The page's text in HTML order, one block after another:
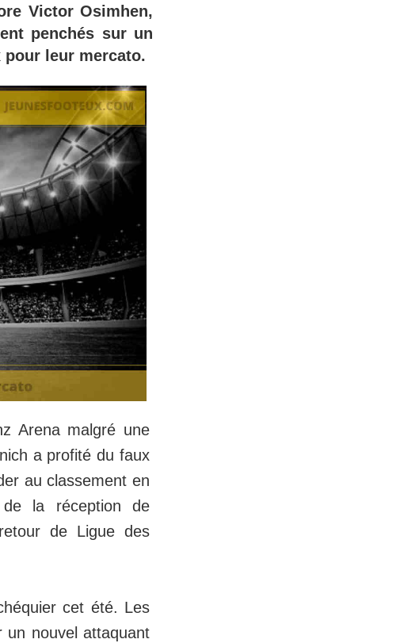
Victor Osimhen,
penchés sur un
leur mercato.
Arena malgré une
a profité du faux
au classement en
de la réception de
de Ligue des
cet été. Les
un nouvel attaquant